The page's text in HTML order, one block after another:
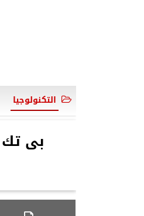
التكنولوجيا